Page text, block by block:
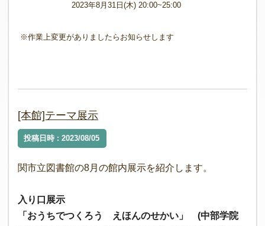
2023年8月31日(木) 20:00~25:00
※作業上変更がありましたらお知らせします
[本館]テーマ展示
投稿日時 : 2023/08/05
関市立図書館の8月の館内展示を紹介します。
入り口展示
「おうちでつくろう えほんのせかい」 (中部学院